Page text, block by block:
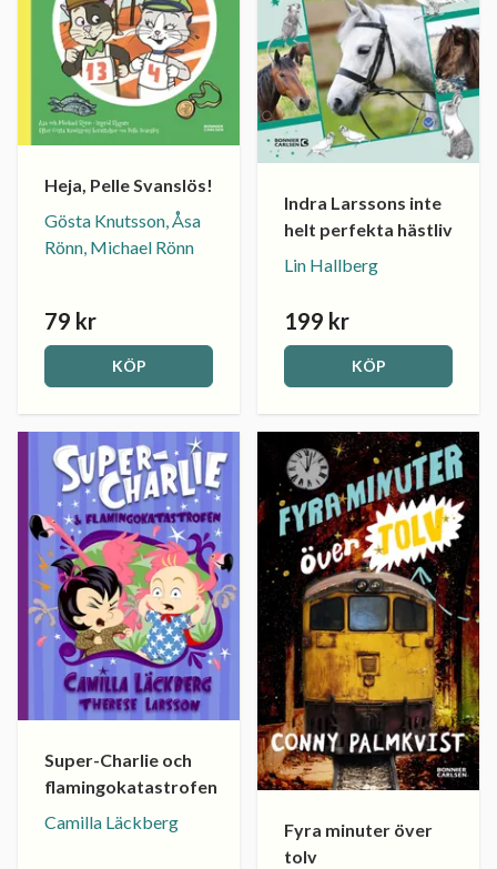
Heja, Pelle Svanslös!
Gösta Knutsson, Åsa
Rönn, Michael Rönn
79 kr
KÖP
Indra Larssons inte
helt perfekta hästliv
Lin Hallberg
199 kr
KÖP
Super-Charlie och
flamingokatastrofen
Camilla Läckberg
Fyra minuter över
tolv